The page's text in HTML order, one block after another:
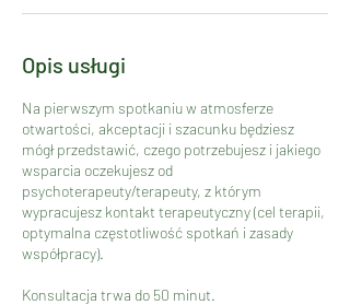
Opis usługi
Na pierwszym spotkaniu w atmosferze
otwartości, akceptacji i szacunku będziesz
mógł przedstawić, czego potrzebujesz i jakiego
wsparcia oczekujesz od
psychoterapeuty/terapeuty, z którym
wypracujesz kontakt terapeutyczny (cel terapii,
optymalna częstotliwość spotkań i zasady
współpracy).
Konsultacja trwa do 50 minut.